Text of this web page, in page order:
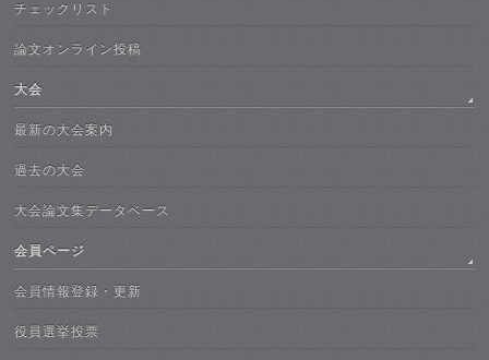
チェックリスト
論文オンライン投稿
大会
最新の大会案内
過去の大会
大会論文集データベース
会員ページ
会員情報登録・更新
役員選挙投票